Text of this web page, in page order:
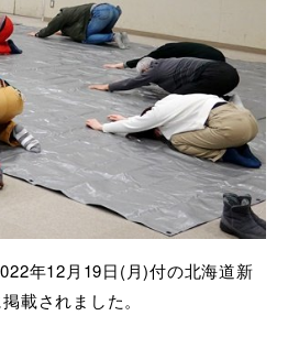
年12月19日(月)付の北海道新
載されました。